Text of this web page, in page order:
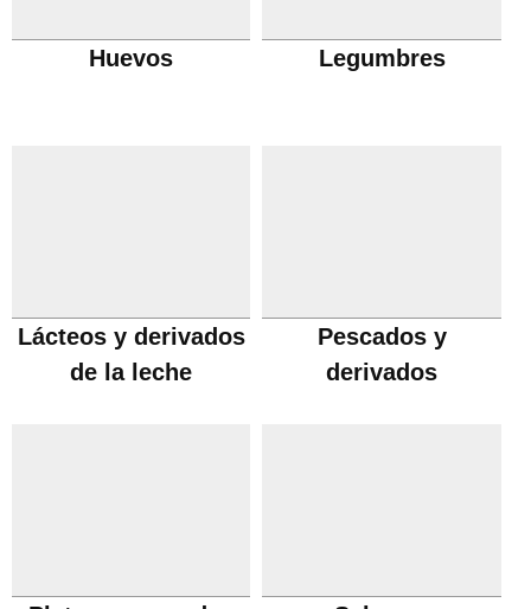
Huevos Legumbres
Lácteos y derivados
de la leche
Pescados y
derivados